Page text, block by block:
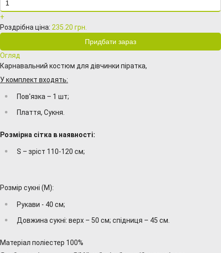
+
Роздрібна ціна: 235.20 грн.
Огляд
Карнавальний костюм для дівчинки піратка,
У комплект входять:
Пов'язка – 1 шт;
Плаття, Сукня.
Розмірна сітка в наявності:
S – зріст 110-120 см;
Розмір сукні (М):
Рукави - 40 см;
Довжина сукні: верх – 50 см; спідниця – 45 см.
Матеріал поліестер 100%